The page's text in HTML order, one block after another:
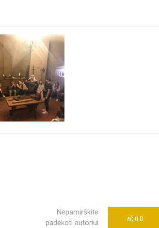
Nepamirškite
padėkoti autoriui
AČIŪ 0